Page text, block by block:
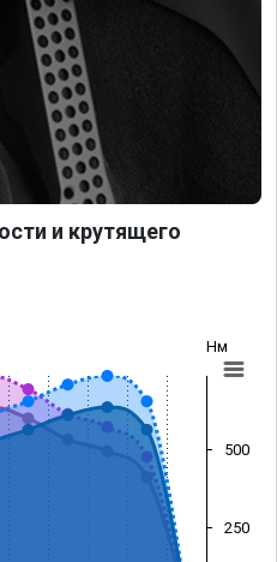
и крутящего
Нм
250
500